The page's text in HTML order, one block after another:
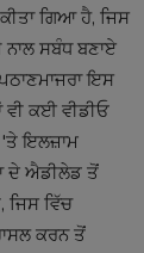
ਗਿਆ ਹੈ, ਜਿਸ
ਸਬੰਧ ਬਣਾਏ
ਇਸ
ਕਈ ਵੀਡੀਓ
'ਤੇ ਇਲਜ਼ਾਮ
ਦੇ ਐਡੀਲੇਡ ਤੋਂ
ਵਿੱਚ
ਕਰਨ ਤੋਂ